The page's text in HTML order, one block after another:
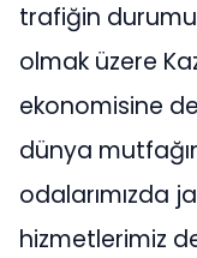
trafiğin
olmak üzere
ekonomisine
dünya
odalarımızda
hizmetlerimiz